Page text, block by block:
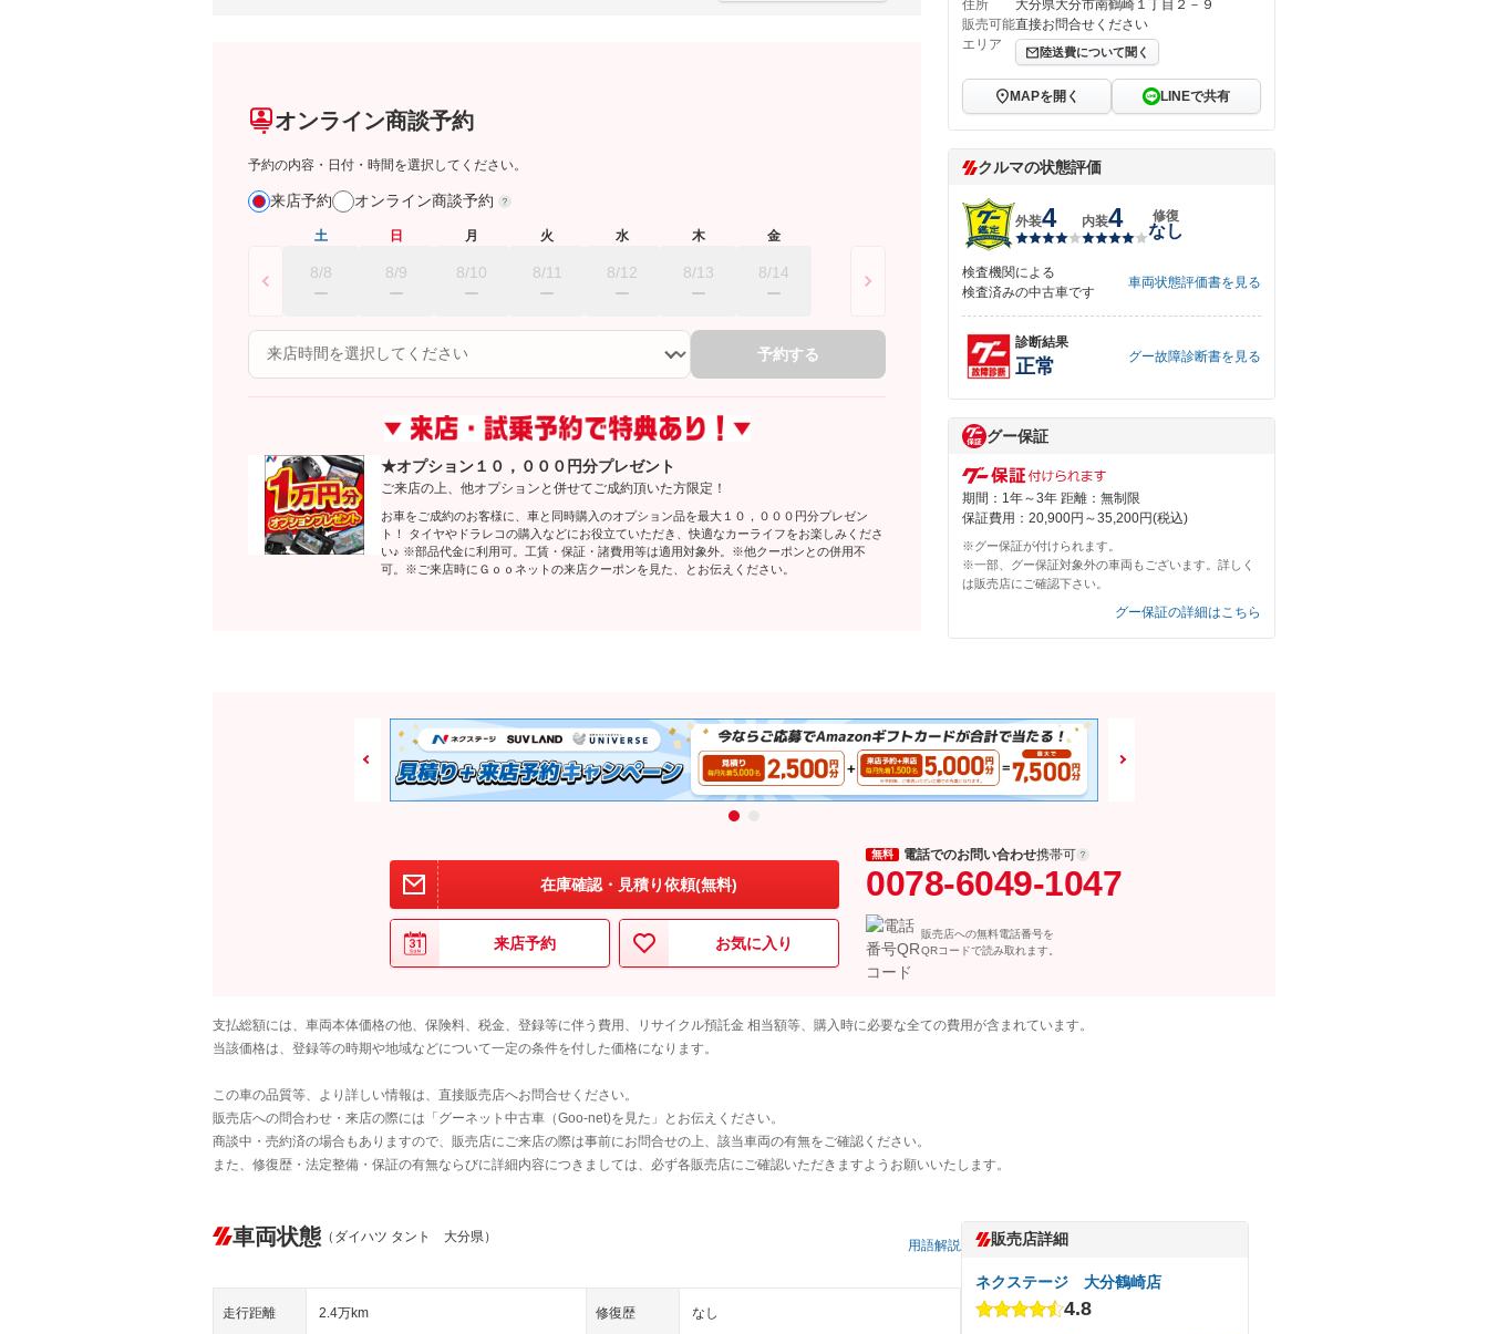
オンライン商談予約
予約の内容・日付・時間を選択してください。
来店予約 オンライン商談予約
土
8/8
日
8/9
月
8/10
火
8/11
水
8/12
木
8/13
金
8/14
予約する
★オプション１０，０００円分プレゼント
ご来店の上、他オプションと併せてご成約頂いた方限定！
お車をご成約のお客様に、車と同時購入のオプション品を最大１０，０００円分プレゼン
ト！ タイヤやドラレコの購入などにお役立ていただき、快適なカーライフをお楽しみくださ
い♪ ※部品代金に利用可。工賃・保証・諸費用等は適用対象外。※他クーポンとの併用不
可。※ご来店時にＧｏｏネットの来店クーポンを見た、とお伝えください。
住所
大分県大分市南鶴崎１丁目２－９
販売可能
エリア
直接お問合せください
陸送費について聞く
MAPを開く LINEで共有
クルマの状態評価
外装4 内装4 修復
なし
検査機関による
検査済みの中古車です
車両状態評価書を見る
診断結果
正常 グー故障診断書を見る
グー保証
期間：1年～3年 距離：無制限
保証費用：20,900円～35,200円(税込)
※グー保証が付けられます。
※一部、グー保証対象外の車両もございます。詳しく
は販売店にご確認下さい。
グー保証の詳細はこちら
在庫確認・見積り依頼(無料)
来店予約 お気に入り
無料 電話でのお問い合わせ携帯可
0078-6049-1047
販売店への無料電話番号を
QRコードで読み取れます。
支払総額には、車両本体価格の他、保険料、税金、登録等に伴う費用、リサイクル預託金 相当額等、購入時に必要な全ての費用が含まれています。
当該価格は、登録等の時期や地域などについて一定の条件を付した価格になります。
この車の品質等、より詳しい情報は、直接販売店へお問合せください。
販売店への問合わせ・来店の際には「グーネット中古車（Goo-net)を見た」とお伝えください。
商談中・売約済の場合もありますので、販売店にご来店の際は事前にお問合せの上、該当車両の有無をご確認ください。
また、修復歴・法定整備・保証の有無ならびに詳細内容につきましては、必ず各販売店にご確認いただきますようお願いいたします。
車両状態 （ダイハツ タント 大分県）
用語解説
走行距離 2.4万km 修復歴 なし
販売店詳細
ネクステージ 大分鶴崎店
4.8